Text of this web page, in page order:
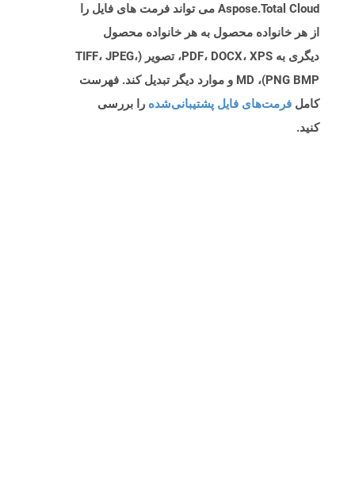
Aspose.Total Cloud می تواند فرمت های فایل را
از هر خانواده محصول به هر خانواده محصول
دیگری به PDF، DOCX، XPS، تصویر (TIFF، JPEG،
PNG BMP)، MD و موارد دیگر تبدیل کند. فهرست
کامل فرمت‌های فایل پشتیبانی‌شده را بررسی
کنید.